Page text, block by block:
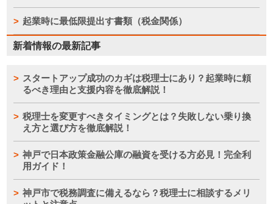
起業時に最低限提出す書類（税金関係）
新着情報の最新記事
スタートアップ成功のカギは税理士にあり？起業時に頼
るべき理由と支援内容を徹底解説！
税理士を変更すべきタイミングとは？失敗しない乗り換
え方と選び方を徹底解説！
神戸で日本政策金融公庫の融資を受ける方必見！完全利
用ガイド！
神戸市で税務調査に備えるなら？税理士に相談するメリ